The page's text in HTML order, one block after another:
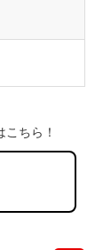
ちら！